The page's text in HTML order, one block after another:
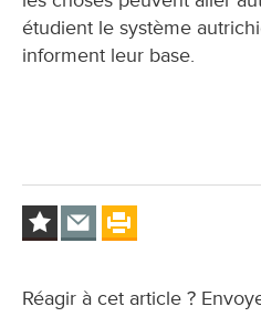
étudient le système
informent leur base.
Réagir à cet article ?